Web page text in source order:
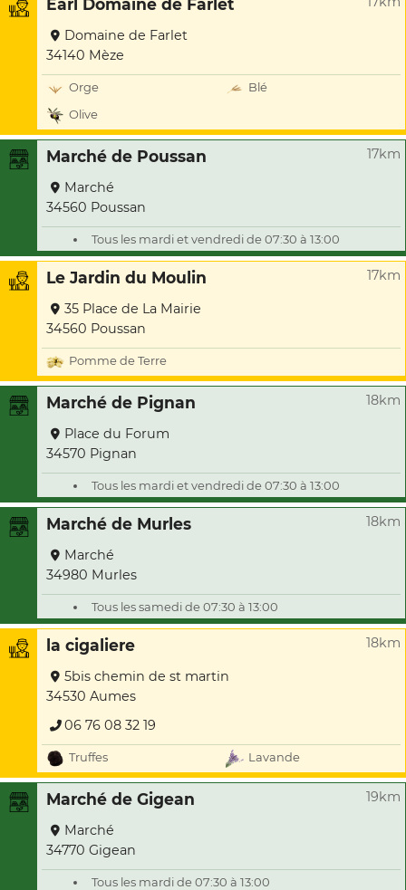
Earl Domaine de Farlet
Domaine de Farlet
34140 Mèze
Orge
Blé
Olive
Marché de Poussan 17km
Marché
34560 Poussan
Tous les mardi et vendredi de 07:30 à 13:00
Le Jardin du Moulin 17km
35 Place de La Mairie
34560 Poussan
Pomme de Terre
Marché de Pignan 18km
Place du Forum
34570 Pignan
Tous les mardi et vendredi de 07:30 à 13:00
Marché de Murles 18km
Marché
34980 Murles
Tous les samedi de 07:30 à 13:00
la cigaliere 18km
5bis chemin de st martin
34530 Aumes
06 76 08 32 19
Truffes Lavande
Marché de Gigean 19km
Marché
34770 Gigean
Tous les mardi de 07:30 à 13:00